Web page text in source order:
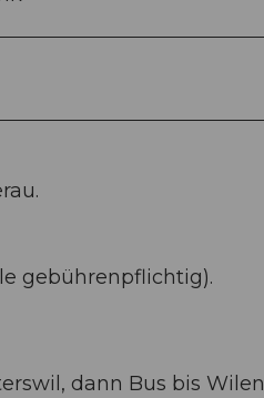
gebührenpflichtig).
dann Bus bis Wilen